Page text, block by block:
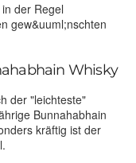
der Regel
gew&uuml;nschten
Whisky
der "leichteste"
Bunnahabhain
kräftig ist der